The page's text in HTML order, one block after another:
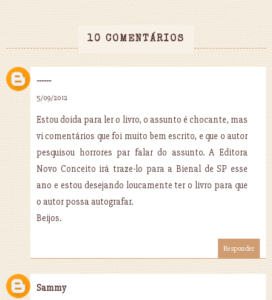
10 COMENTÁRIOS
------
5/09/2012
Estou doida para ler o livro, o assunto é chocante, mas
vi comentários que foi muito bem escrito, e que o autor
pesquisou horrores par falar do assunto. A Editora
Novo Conceito irá traze-lo para a Bienal de SP esse
ano e estou desejando loucamente ter o livro para que
o autor possa autografar.
Beijos.
Responder
Sammy